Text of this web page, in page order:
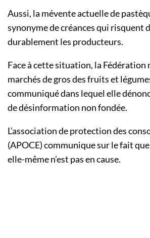
Aussi, la mévente actuelle de
synonyme de créances qui risquent
durablement les producteurs.
Face à cette situation, la Fédération
marchés de gros des fruits et
communiqué dans lequel elle
de désinformation non fondée.
L’association de protection des
(APOCE) communique sur le fait
elle-même n’est pas en cause.